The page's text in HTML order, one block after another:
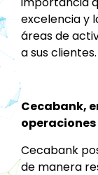
excelencia y
áreas de
a sus clientes.
Cecabank,
Cecabank
de manera